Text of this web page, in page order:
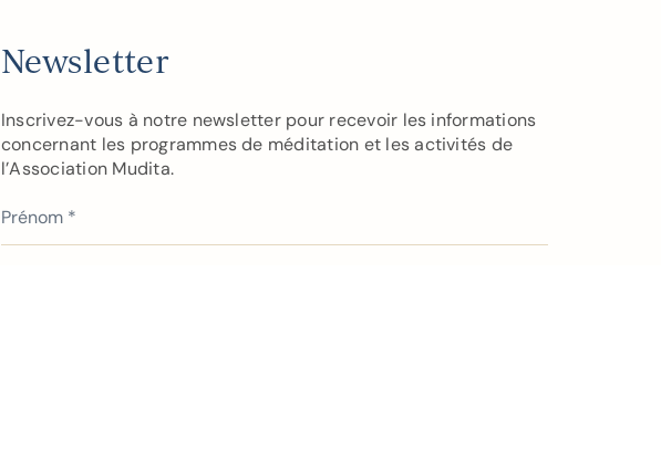
Newsletter
Inscrivez-vous à notre newsletter pour recevoir les informations
concernant les programmes de méditation et les activités de
l’Association Mudita.